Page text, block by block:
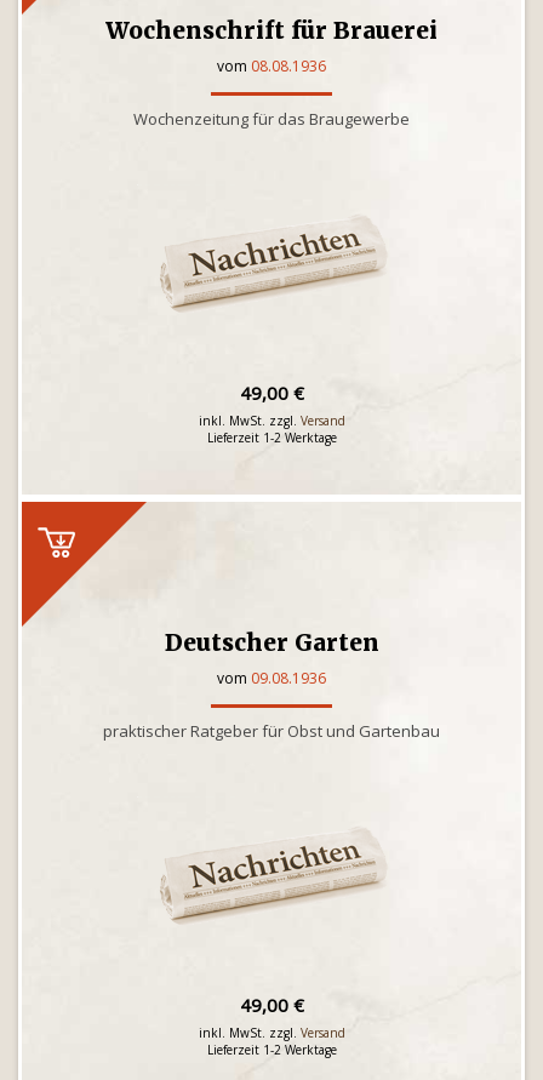
Wochenschrift für Brauerei
vom 08.08.1936
Wochenzeitung für das Braugewerbe
49,00 €
inkl. MwSt. zzgl. Versand
Lieferzeit 1-2 Werktage
Deutscher Garten
vom 09.08.1936
praktischer Ratgeber für Obst und Gartenbau
49,00 €
inkl. MwSt. zzgl. Versand
Lieferzeit 1-2 Werktage